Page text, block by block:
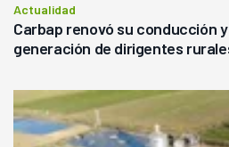
Actualidad
Carbap renovó su conducción
generación de dirigentes